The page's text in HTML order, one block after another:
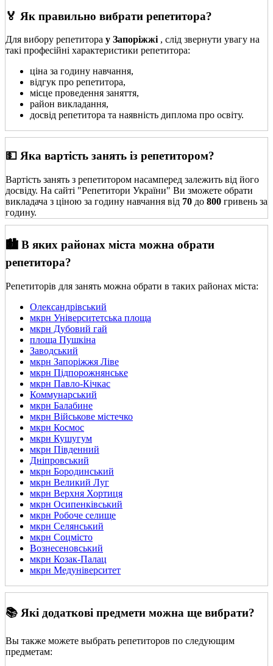
🏅 Як правильно вибрати репетитора?
Для вибору репетитора у Запоріжжі , слід звернути увагу на
такі професійні характеристики репетитора:
ціна за годину навчання,
відгук про репетитора,
місце проведення заняття,
район викладання,
досвід репетитора та наявність диплома про освіту.
💵 Яка вартість занять із репетитором?
Вартість занять з репетитором насамперед залежить від його
досвіду. На сайті "Репетитори України" Ви зможете обрати
викладача з ціною за годину навчання від 70 до 800 гривень за
годину.
🏙️ В яких районах міста можна обрати
репетитора?
Репетиторів для занять можна обрати в таких районах міста:
Олександрівський
мкрн Університетська площа
мкрн Дубовий гай
площа Пушкіна
Заводський
мкрн Запоріжжя Ліве
мкрн Підпорожнянське
мкрн Павло-Кічкас
Коммунарський
мкрн Балабине
мкрн Військове містечко
мкрн Космос
мкрн Кушугум
мкрн Південний
Дніпровський
мкрн Бородинський
мкрн Великий Луг
мкрн Верхня Хортиця
мкрн Осипенківський
мкрн Робоче селище
мкрн Селянський
мкрн Соцмісто
Вознесеновський
мкрн Козак-Палац
мкрн Медуніверситет
📚 Які додаткові предмети можна ще вибрати?
Вы также можете выбрать репетиторов по следующим
предметам: